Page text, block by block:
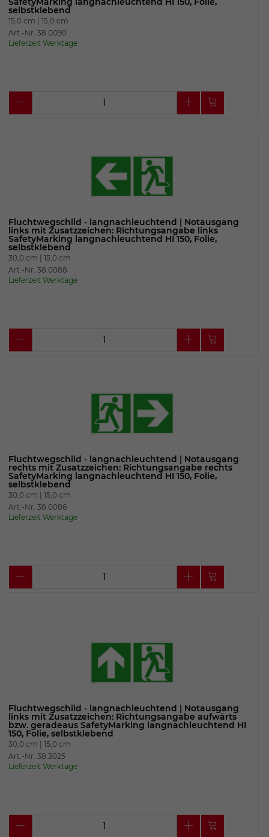
selbstklebend
15,0 cm | 15,0 cm
Art.-Nr. 38.0090
Lieferzeit Werktage
Fluchtwegschild - langnachleuchtend | Notausgang
links mit Zusatzzeichen: Richtungsangabe links
SafetyMarking langnachleuchtend HI 150, Folie,
selbstklebend
30,0 cm | 15,0 cm
Art.-Nr. 38.0088
Lieferzeit Werktage
Fluchtwegschild - langnachleuchtend | Notausgang
rechts mit Zusatzzeichen: Richtungsangabe rechts
SafetyMarking langnachleuchtend HI 150, Folie,
selbstklebend
30,0 cm | 15,0 cm
Art.-Nr. 38.0086
Lieferzeit Werktage
Fluchtwegschild - langnachleuchtend | Notausgang
links mit Zusatzzeichen: Richtungsangabe aufwärts
bzw. geradeaus SafetyMarking langnachleuchtend HI
150, Folie, selbstklebend
30,0 cm | 15,0 cm
Art.-Nr. 38.3025
Lieferzeit Werktage